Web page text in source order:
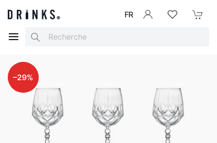
FR
Search
–29%